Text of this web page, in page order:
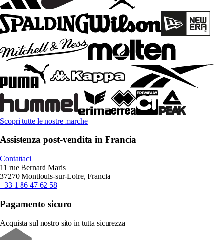
Scopri tutte le nostre marche
Assistenza post-vendita in Francia
Contattaci
11 rue Bernard Maris
37270 Montlouis-sur-Loire, Francia
+33 1 86 47 62 58
Pagamento sicuro
Acquista sul nostro sito in tutta sicurezza